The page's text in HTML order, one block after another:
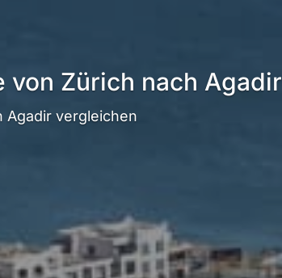
von Zürich nach Agadir
Agadir vergleichen